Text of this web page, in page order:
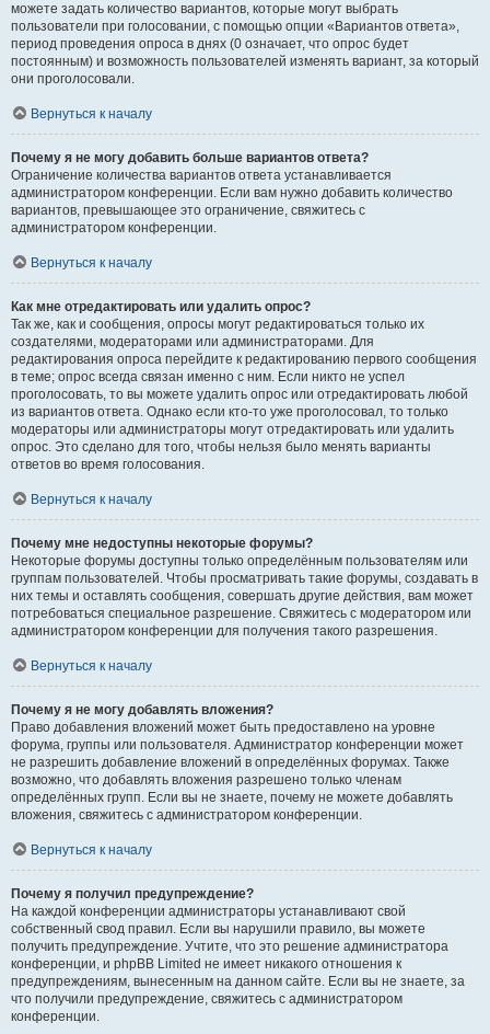
можете задать количество вариантов, которые могут выбрать
пользователи при голосовании, с помощью опции «Вариантов ответа»,
период проведения опроса в днях (0 означает, что опрос будет
постоянным) и возможность пользователей изменять вариант, за который
они проголосовали.
Вернуться к началу
Почему я не могу добавить больше вариантов ответа?
Ограничение количества вариантов ответа устанавливается
администратором конференции. Если вам нужно добавить количество
вариантов, превышающее это ограничение, свяжитесь с
администратором конференции.
Вернуться к началу
Как мне отредактировать или удалить опрос?
Так же, как и сообщения, опросы могут редактироваться только их
создателями, модераторами или администраторами. Для
редактирования опроса перейдите к редактированию первого сообщения
в теме; опрос всегда связан именно с ним. Если никто не успел
проголосовать, то вы можете удалить опрос или отредактировать любой
из вариантов ответа. Однако если кто-то уже проголосовал, то только
модераторы или администраторы могут отредактировать или удалить
опрос. Это сделано для того, чтобы нельзя было менять варианты
ответов во время голосования.
Вернуться к началу
Почему мне недоступны некоторые форумы?
Некоторые форумы доступны только определённым пользователям или
группам пользователей. Чтобы просматривать такие форумы, создавать в
них темы и оставлять сообщения, совершать другие действия, вам может
потребоваться специальное разрешение. Свяжитесь с модератором или
администратором конференции для получения такого разрешения.
Вернуться к началу
Почему я не могу добавлять вложения?
Право добавления вложений может быть предоставлено на уровне
форума, группы или пользователя. Администратор конференции может
не разрешить добавление вложений в определённых форумах. Также
возможно, что добавлять вложения разрешено только членам
определённых групп. Если вы не знаете, почему не можете добавлять
вложения, свяжитесь с администратором конференции.
Вернуться к началу
Почему я получил предупреждение?
На каждой конференции администраторы устанавливают свой
собственный свод правил. Если вы нарушили правило, вы можете
получить предупреждение. Учтите, что это решение администратора
конференции, и phpBB Limited не имеет никакого отношения к
предупреждениям, вынесенным на данном сайте. Если вы не знаете, за
что получили предупреждение, свяжитесь с администратором
конференции.